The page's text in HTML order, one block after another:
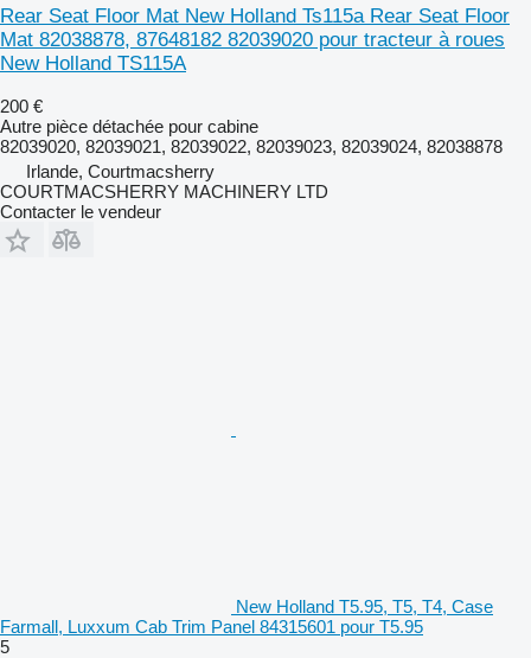
Rear Seat Floor Mat New Holland Ts115a Rear Seat Floor
Mat 82038878, 87648182 82039020 pour tracteur à roues
New Holland TS115A
200 €
Autre pièce détachée pour cabine
82039020, 82039021, 82039022, 82039023, 82039024, 82038878
Irlande, Courtmacsherry
COURTMACSHERRY MACHINERY LTD
Contacter le vendeur
New Holland T5.95, T5, T4, Case
Farmall, Luxxum Cab Trim Panel 84315601 pour T5.95
5